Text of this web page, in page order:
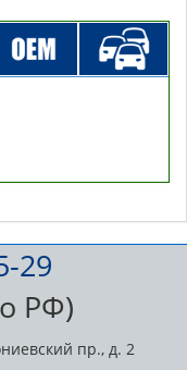
29
РФ)
пр., д. 2